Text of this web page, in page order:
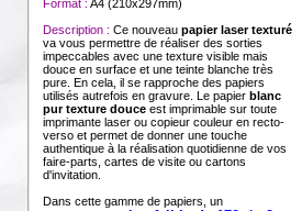
Format : A4 (210x297mm)
Description : Ce nouveau papier laser texturé
va vous permettre de réaliser des sorties
impeccables avec une texture visible mais
douce en surface et une teinte blanche très
pure. En cela, il se rapproche des papiers
utilisés autrefois en gravure. Le papier blanc
pur texture douce est imprimable sur toute
imprimante laser ou copieur couleur en recto-
verso et permet de donner une touche
authentique à la réalisation quotidienne de vos
faire-parts, cartes de visite ou cartons
d'invitation.
Dans cette gamme de papiers, un